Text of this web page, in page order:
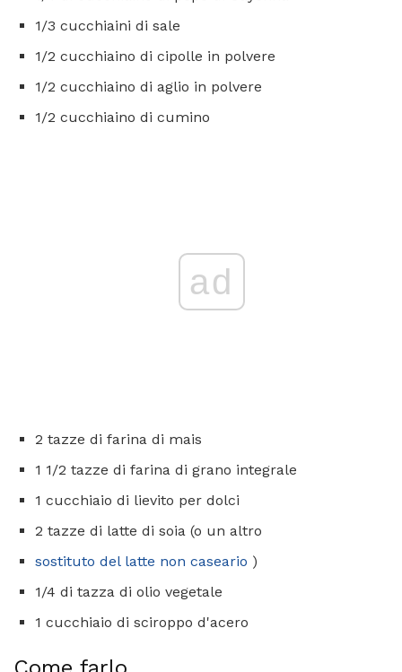
1/3 cucchiaini di sale
1/2 cucchiaino di cipolle in polvere
1/2 cucchiaino di aglio in polvere
1/2 cucchiaino di cumino
ad
2 tazze di farina di mais
1 1/2 tazze di farina di grano integrale
1 cucchiaio di lievito per dolci
2 tazze di latte di soia (o un altro
sostituto del latte non caseario )
1/4 di tazza di olio vegetale
1 cucchiaio di sciroppo d'acero